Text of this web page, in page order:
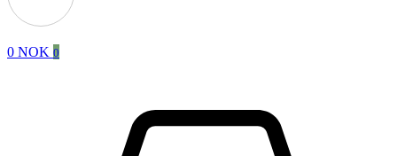
0 NOK 0